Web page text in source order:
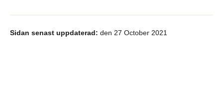
Sidan senast uppdaterad: den 27 October 2021